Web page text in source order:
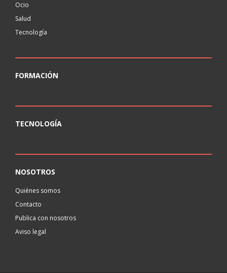
Ocio
Salud
Tecnología
FORMACIÓN
TECNOLOGÍA
NOSOTROS
Quiénes somos
Contacto
Publica con nosotros
Aviso legal